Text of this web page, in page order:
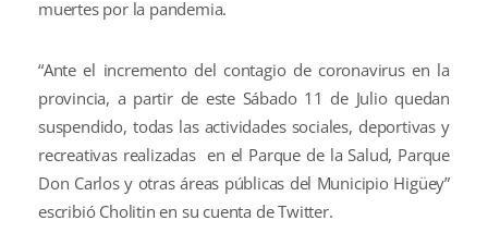
muertes por la pandemia.
“Ante el incremento del contagio de coronavirus en la
provincia, a partir de este Sábado 11 de Julio quedan
suspendido, todas las actividades sociales, deportivas y
recreativas realizadas en el Parque de la Salud, Parque
Don Carlos y otras áreas públicas del Municipio Higüey”
escribió Cholitin en su cuenta de Twitter.